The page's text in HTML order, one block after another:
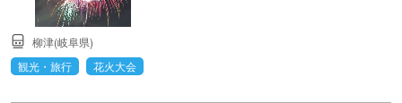
柳津(岐阜県)
観光・旅行
花火大会